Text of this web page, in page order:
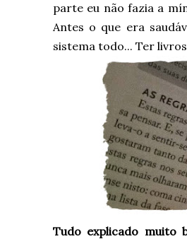
parte eu não fazia a
Antes o que era
sistema todo... Ter
Tudo explicado muito